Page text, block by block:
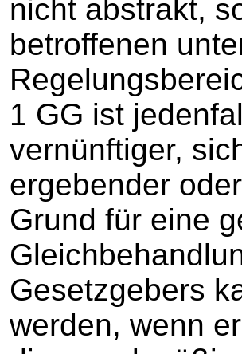
nicht abstrakt,
betroffenen
1 GG ist
vernünftiger,
ergebender
Grund für eine
Gesetzgebers
werden, wenn